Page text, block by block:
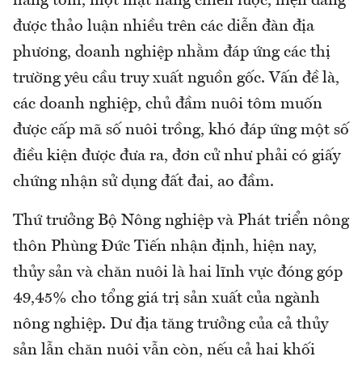
được thảo luận nhiều trên các diễn đàn địa
phương, doanh nghiệp nhằm đáp ứng các thị
trường yêu cầu truy xuất nguồn gốc. Vấn đề là,
các doanh nghiệp, chủ đầm nuôi tôm muốn
được cấp mã số nuôi trồng, khó đáp ứng một số
điều kiện được đưa ra, đơn cử như phải có giấy
chứng nhận sử dụng đất đai, ao đầm.
Thứ trưởng Bộ Nông nghiệp và Phát triển nông
thôn Phùng Đức Tiến nhận định, hiện nay,
thủy sản và chăn nuôi là hai lĩnh vực đóng góp
49,45% cho tổng giá trị sản xuất của ngành
nông nghiệp. Dư địa tăng trưởng của cả thủy
sản lẫn chăn nuôi vẫn còn, nếu cả hai khối